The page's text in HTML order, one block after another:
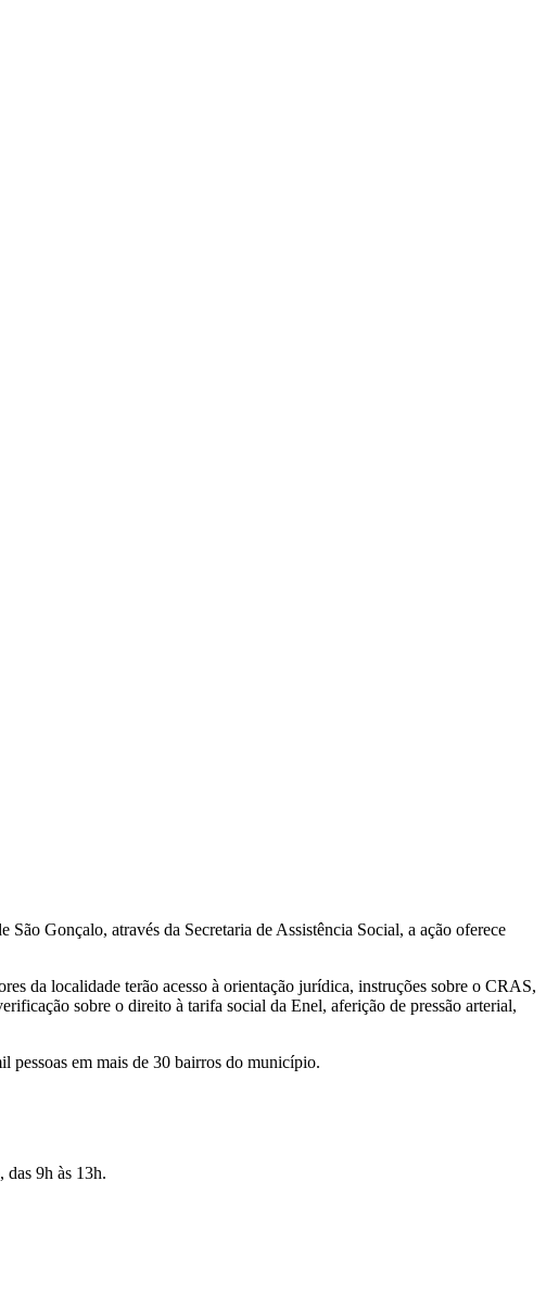
Gonçalo, através da Secretaria de Assistência Social, a ação oferece
da localidade terão acesso à orientação jurídica, instruções sobre o CRAS,
sobre o direito à tarifa social da Enel, aferição de pressão arterial,
pessoas em mais de 30 bairros do município.
9h às 13h.